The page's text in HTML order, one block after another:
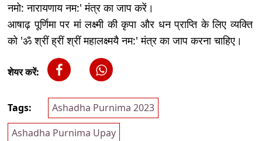
नमो: नारायणाय नम:' मंत्र का जाप करें।
आषाढ़ पूर्णिमा पर मां लक्ष्मी की कृपा और धन प्राप्ति के लिए व्यक्ति
को 'ॐ श्रीं ह्रीं श्रीं महालक्ष्मयै नम:' मंत्र का जाप करना चाहिए।
शेयर करें:
Tags:
Ashadha Purnima 2023
Ashadha Purnima Upay